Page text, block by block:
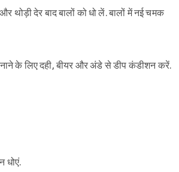
थोड़ी देर बाद बालों को धो लें. बालों में नई चमक
के लिए दही, बीयर और अंडे से डीप कंडीशन करें.
धोएं.